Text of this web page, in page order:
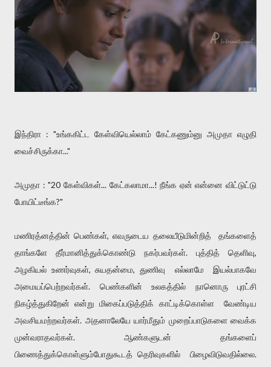
இந்திரா : "உங்ககிட்ட கேள்வியெல்லாம் கேட்கணும்னு அமுதா எழுதி
வைச்சிருக்கா..."
அமுதா : "20 கேள்விகள்... கேட்கலாமா...! நீங்க ஏன் என்னை விட்டுட்டு
போயிட்டீங்க?"
மணிரத்னத்தின் பெண்கள், எவருடைய தலையீடுமின்றித் தங்களைத்
தாங்களே தீர்மானித்துக்கொண்டு நகர்பவர்கள். புத்தித் தெளிவு,
அழகியல் உணர்வுகள், சுயதன்மை, துணிவு எல்லாமே இயல்பாகவே
அமையப்பெற்றவர்கள். பெண்களின் உலகத்தில் நானொரு புரட்சி
நிகழ்த்துகிறேன் என்று மிகைப்படுத்திக் காட்டிக்கொள்ள வேண்டிய
அவசியமற்றவர்கள். அதனாலேயே யார்மீதும் முறைப்பாடுகளை வைக்க
முன்வராதவர்கள். ஆண்களுடன் தங்களைப்
பிணைத்துக்கொள்ளும்போதுகூடத் தெரிவுகளில் பிழைவிடுவதில்லை.